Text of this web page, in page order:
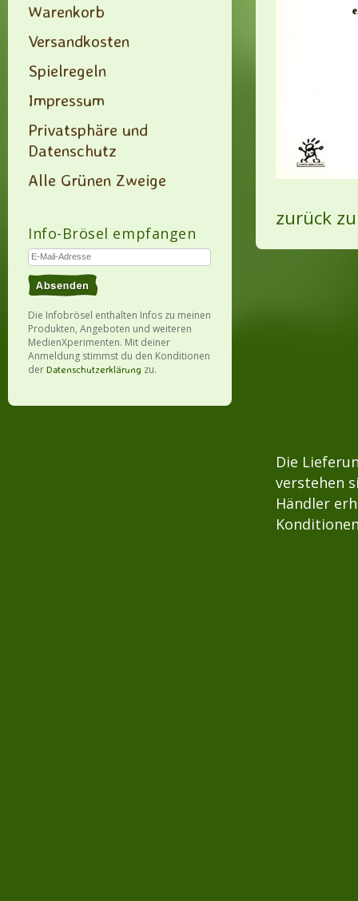
Warenkorb
Versandkosten
Spielregeln
Impressum
Privatsphäre und
Datenschutz
Alle Grünen Zweige
Info-Brösel empfangen
Die Infobrösel enthalten Infos zu meinen
Produkten, Angeboten und weiteren
MedienXperimenten. Mit deiner
Anmeldung stimmst du den Konditionen
der Datenschutzerklärung zu.
zurück
Die
verstehen
Händler